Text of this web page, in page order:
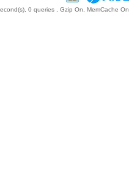
0 queries , Gzip On, MemCache On.